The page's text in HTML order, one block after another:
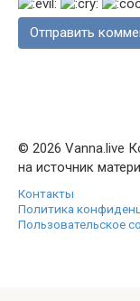
© 2026 Vanna.live
на источник
Контакты
Политика
Пользовательское